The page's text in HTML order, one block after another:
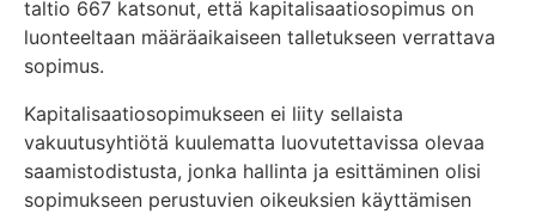
taltio 667 katsonut, että kapitalisaatiosopimus on
luonteeltaan määräaikaiseen talletukseen verrattava
sopimus.
Kapitalisaatiosopimukseen ei liity sellaista
vakuutusyhtiötä kuulematta luovutettavissa olevaa
saamistodistusta, jonka hallinta ja esittäminen olisi
sopimukseen perustuvien oikeuksien käyttämisen